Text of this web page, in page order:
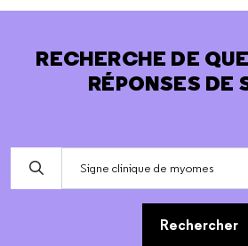
RECHERCHE DE
RÉPONSES DE
Rechercher